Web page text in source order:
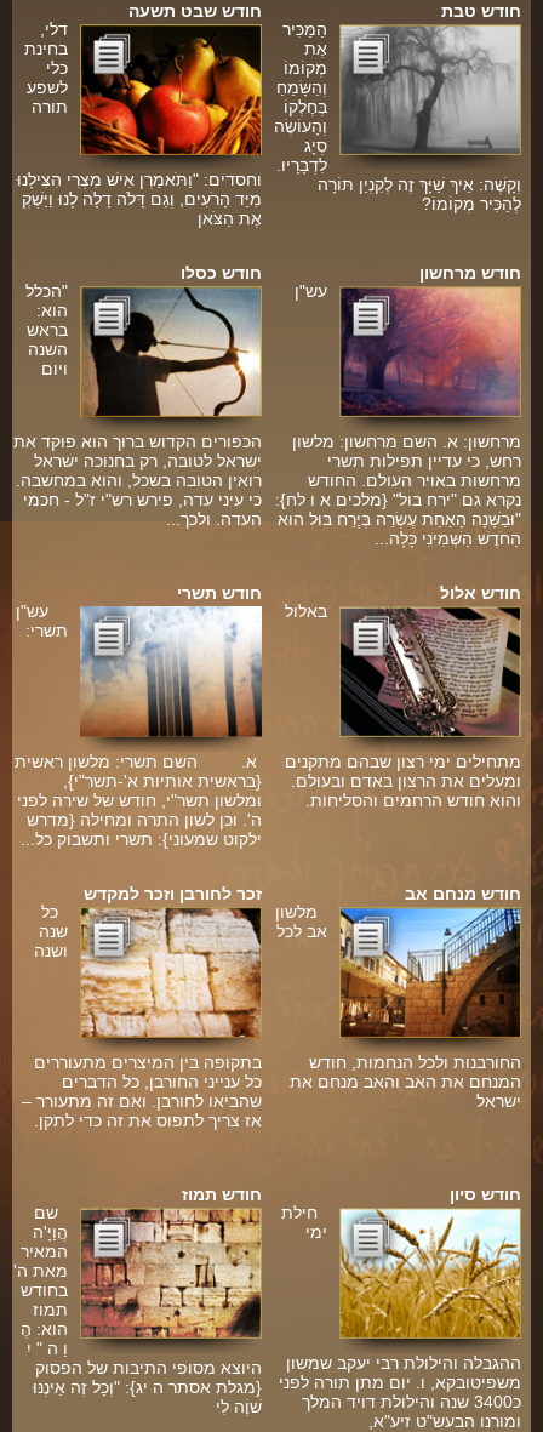
סיפורי הבעל שם טוב
הרב שמואל אליהו
הרב מיכי יוספי
ארכיון
תרומות
קבלת קהל
חנות ספרים
מאמרים
פרשת השבוע
מעגל השנה
הבעל שם-טוב
חודש שבט תשעה
דלי,
בחינת
כלי
לשפע
תורה
וחסדים: "וַתֹּאמַרְן אִישׁ מִצְרִי הִצִּילָנוּ
מִיַּד הָרֹעִים, וְגַם דָּלֹה דָלָה לָנוּ וַיַּשְׁקְ
אֶת הַצֹּאן
חודש טבת
הַמַּכִּיר
אֶת
מְקוֹמוֹ
וְהַשָּׂמֵחַ
בְּחֶלְקוֹ
וְהָעוֹשֶׂה
סְיָג
לִדְבָרָיו.
וְקָשֶׁה: אֵיךְ שַׁיָּךְ זֶה לְקִנְיַן תּוֹרָה
לְהַכִּיר מְקוֹמוֹ?
חודש כסלו
"הכלל
הוא:
בראש
השנה
ויום
הכפורים הקדוש ברוך הוא פוקד את
ישראל לטובה, רק בחנוכה ישראל
רואין הטובה בשכל, והוא במחשבה.
כי עיני עדה, פירש רש"י ז"ל - חכמי
העדה. ולכך...
חודש מרחשון
עש"ן
מרחשון: א. השם מרחשון: מלשון
רחש, כי עדיין תפילות תשרי
מרחשות באויר העולם. החודש
נקרא גם "ירח בול" {מלכים א ו לח}:
"וּבַשָּׁנָה הָאַחַת עֶשְׂרֵה בְּיֶרַח בּוּל הוּא
הַחֹדֶשׁ הַשְּׁמִינִי כָּלָה...
חודש תשרי
עש"ן
תשרי:
א. השם תשרי: מלשון ראשית
{בראשית אותיות א'-תשר"י},
ומלשון תשר"י, חודש של שירה לפני
ה'. וכן לשון התרה ומחילה {מדרש
ילקוט שמעוני}: תשרי ותשבוק כל...
חודש אלול
באלול
מתחילים ימי רצון שבהם מתקנים
ומעלים את הרצון באדם ובעולם.
והוא חודש הרחמים והסליחות.
זכר לחורבן וזכר למקדש
כל
שנה
ושנה
בתקופה בין המיצרים מתעוררים
כל ענייני החורבן, כל הדברים
שהביאו לחורבן. ואם זה מתעורר –
אז צריך לתפוס את זה כדי לתקן.
חודש מנחם אב
מלשון
אב לכל
החורבנות ולכל הנחמות, חודש
המנחם את האב והאב מנחם את
ישראל
חודש תמוז
שם
הֲוַיָּ'ה
המאיר
מאת ה'
בחודש
תמוז
הוא: הֶ
וֵ ה " יִ
היוצא מסופי התיבות של הפסוק
{מגלת אסתר ה יג}: "וְכָל זֶה אֵינֶנּוּ
שׁוֶֹה לִי
חודש סיון
חילת
ימי
ההגבלה והילולת רבי יעקב שמשון
משפיטובקא, ו. יום מתן תורה לפני
כ3400 שנה והילולת דויד המלך
ומורנו הבעש"ט זיע"א,